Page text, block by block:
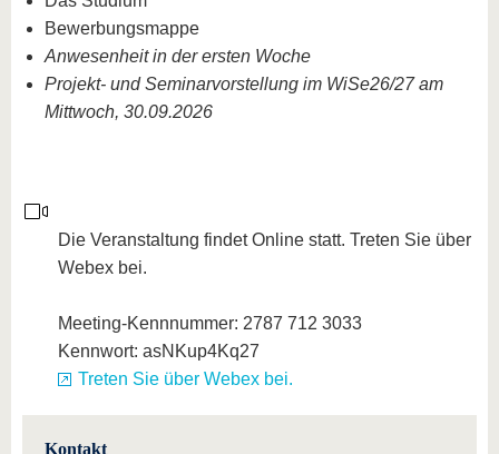
Bewerbungsmappe
Anwesenheit in der ersten Woche
Projekt- und Seminarvorstellung im WiSe26/27 am
Mittwoch, 30.09.2026
Die Veranstaltung findet Online statt. Treten Sie über
Webex bei.
Meeting-Kennnummer: 2787 712 3033
Kennwort: asNKup4Kq27
Treten Sie über Webex bei.
Kontakt